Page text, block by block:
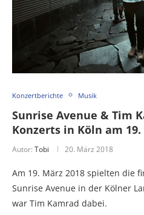
Konzertberichte Musik
Sunrise Avenue & Tim
Konzerts in Köln am 19.
Autor: Tobi 20. März 2018
Am 19. März 2018 spielten die
Sunrise Avenue in der Kölner
war Tim Kamrad dabei.